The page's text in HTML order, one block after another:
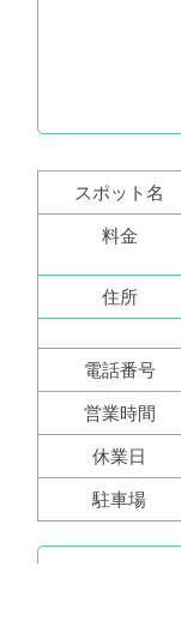
スポット名
料金
住所
電話番号
営業時間
休業日
駐車場